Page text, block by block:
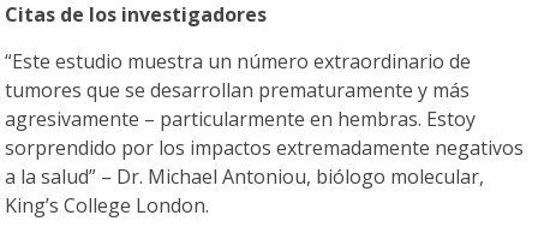
Citas de los investigadores
“Este estudio muestra un número extraordinario de
tumores que se desarrollan prematuramente y más
agresivamente – particularmente en hembras. Estoy
sorprendido por los impactos extremadamente negativos
a la salud” – Dr. Michael Antoniou, biólogo molecular,
King’s College London.